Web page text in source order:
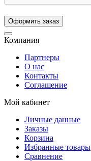
Компания
Партнеры
О нас
Контакты
Соглашение
Мой кабинет
Личные данные
Заказы
Корзина
Избранные товары
Сравнение